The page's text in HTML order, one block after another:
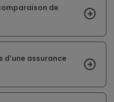
de
d'une assurance